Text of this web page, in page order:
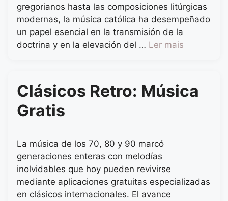
gregorianos hasta las composiciones litúrgicas
modernas, la música católica ha desempeñado
un papel esencial en la transmisión de la
doctrina y en la elevación del … Ler mais
Clásicos Retro: Música
Gratis
La música de los 70, 80 y 90 marcó
generaciones enteras con melodías
inolvidables que hoy pueden revivirse
mediante aplicaciones gratuitas especializadas
en clásicos internacionales. El avance